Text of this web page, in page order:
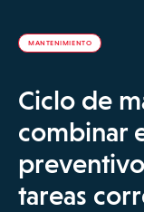
MANTENIMIENTO
Ciclo de
combinar
tareas